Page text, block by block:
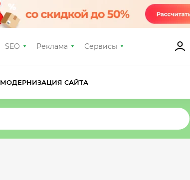
SEO Реклама Сервисы
МОДЕРНИЗАЦИЯ САЙТА